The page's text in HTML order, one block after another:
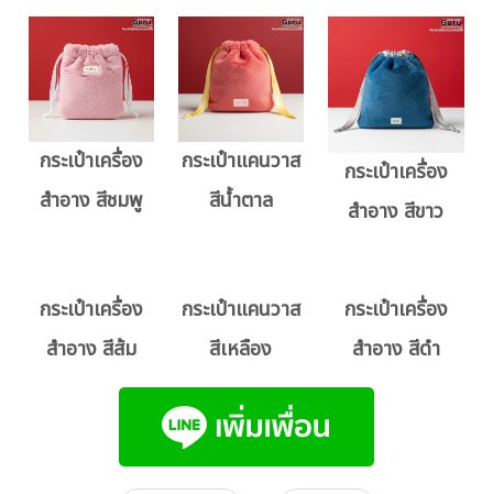
กระเป๋าเครื่อง
สำอาง สีชมพู
กระเป๋าแคนวาส
สีน้ำตาล
กระเป๋าเครื่อง
สำอาง สีขาว
กระเป๋าเครื่อง
สำอาง สีส้ม
กระเป๋าแคนวาส
สีเหลือง
กระเป๋าเครื่อง
สำอาง สีดำ